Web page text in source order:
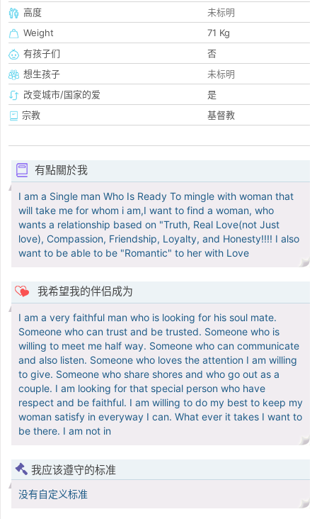
高度
未标明
Weight
71 Kg
有孩子们
否
想生孩子
未标明
改变城市/国家的爱
是
宗教
基督教
有點關於我
I am a Single man Who Is Ready To mingle with woman that
will take me for whom i am,I want to find a woman, who
wants a relationship based on "Truth, Real Love(not Just
love), Compassion, Friendship, Loyalty, and Honesty!!!! I also
want to be able to be "Romantic" to her with Love
我希望我的伴侣成为
I am a very faithful man who is looking for his soul mate.
Someone who can trust and be trusted. Someone who is
willing to meet me half way. Someone who can communicate
and also listen. Someone who loves the attention I am willing
to give. Someone who share shores and who go out as a
couple. I am looking for that special person who have
respect and be faithful. I am willing to do my best to keep my
woman satisfy in everyway I can. What ever it takes I want to
be there. I am not in
我应该遵守的标准
没有自定义标准